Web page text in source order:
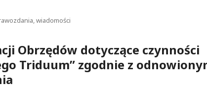
wiadomości
Obrzędów dotyczące czynności
Triduum” zgodnie z